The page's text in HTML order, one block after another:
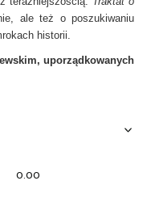
ale też o poszukiwaniu
historii.
uporządkowanych
0.00